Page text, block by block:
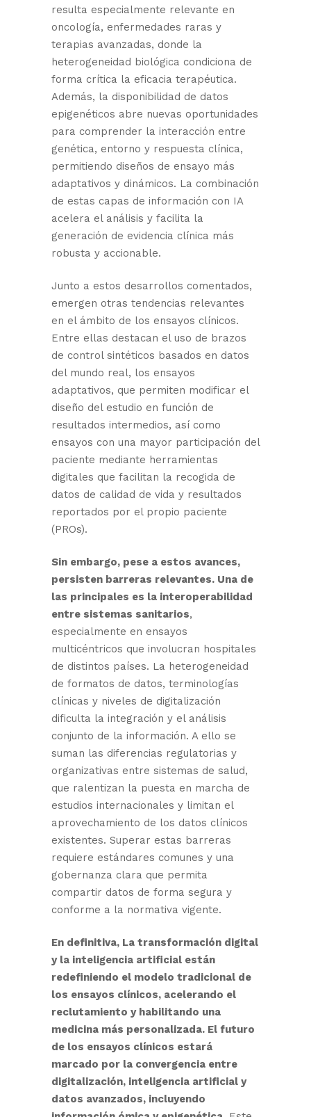
resulta especialmente relevante en
oncología, enfermedades raras y
terapias avanzadas, donde la
heterogeneidad biológica condiciona de
forma crítica la eficacia terapéutica.
Además, la disponibilidad de datos
epigenéticos abre nuevas oportunidades
para comprender la interacción entre
genética, entorno y respuesta clínica,
permitiendo diseños de ensayo más
adaptativos y dinámicos. La combinación
de estas capas de información con IA
acelera el análisis y facilita la
generación de evidencia clínica más
robusta y accionable.
Junto a estos desarrollos comentados,
emergen otras tendencias relevantes
en el ámbito de los ensayos clínicos.
Entre ellas destacan el uso de brazos
de control sintéticos basados en datos
del mundo real, los ensayos
adaptativos, que permiten modificar el
diseño del estudio en función de
resultados intermedios, así como
ensayos con una mayor participación del
paciente mediante herramientas
digitales que facilitan la recogida de
datos de calidad de vida y resultados
reportados por el propio paciente
(PROs).
Sin embargo, pese a estos avances,
persisten barreras relevantes. Una de
las principales es la interoperabilidad
entre sistemas sanitarios,
especialmente en ensayos
multicéntricos que involucran hospitales
de distintos países. La heterogeneidad
de formatos de datos, terminologías
clínicas y niveles de digitalización
dificulta la integración y el análisis
conjunto de la información. A ello se
suman las diferencias regulatorias y
organizativas entre sistemas de salud,
que ralentizan la puesta en marcha de
estudios internacionales y limitan el
aprovechamiento de los datos clínicos
existentes. Superar estas barreras
requiere estándares comunes y una
gobernanza clara que permita
compartir datos de forma segura y
conforme a la normativa vigente.
En definitiva, La transformación digital
y la inteligencia artificial están
redefiniendo el modelo tradicional de
los ensayos clínicos, acelerando el
reclutamiento y habilitando una
medicina más personalizada. El futuro
de los ensayos clínicos estará
marcado por la convergencia entre
digitalización, inteligencia artificial y
datos avanzados, incluyendo